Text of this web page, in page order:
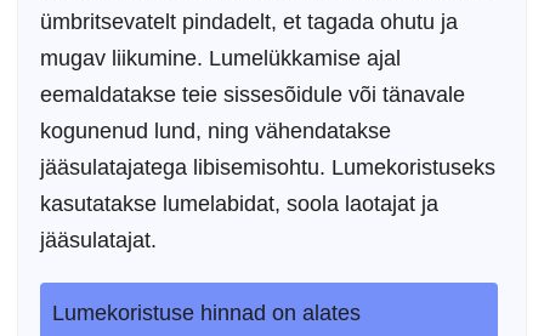
ümbritsevatelt pindadelt, et tagada ohutu ja
mugav liikumine. Lumelükkamise ajal
eemaldatakse teie sissesõidule või tänavale
kogunenud lund, ning vähendatakse
jääsulatajatega libisemisohtu. Lumekoristuseks
kasutatakse lumelabidat, soola laotajat ja
jääsulatajat.
Lumekoristuse hinnad on alates